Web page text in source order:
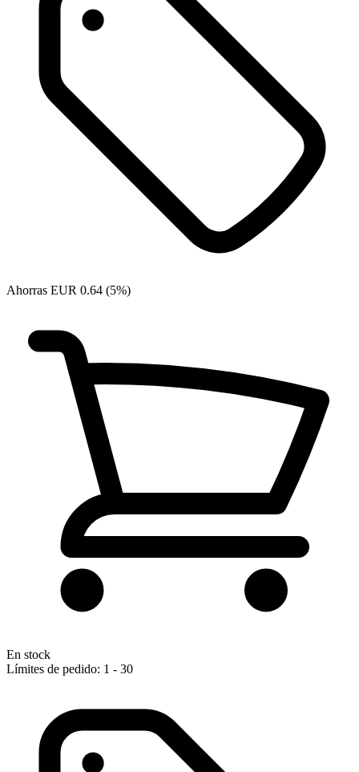
Ahorras EUR 0.64 (5%)
En stock
Límites de pedido: 1 - 30